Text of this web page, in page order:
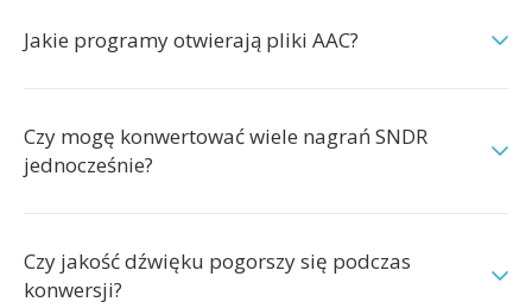
Jakie programy otwierają pliki AAC?
Czy mogę konwertować wiele nagrań SNDR
jednocześnie?
Czy jakość dźwięku pogorszy się podczas
konwersji?